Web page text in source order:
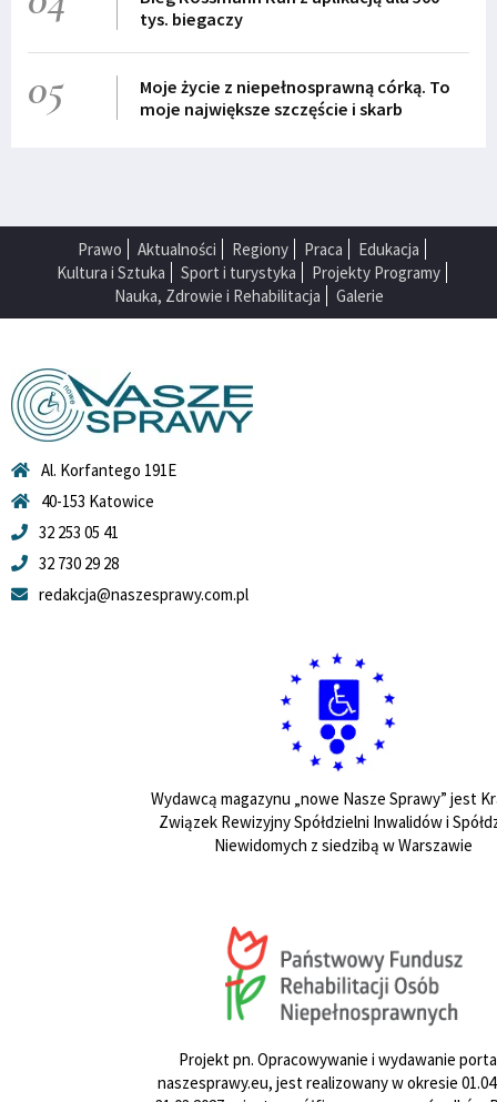
tys. biegaczy
05
Moje życie z niepełnosprawną córką. To
moje największe szczęście i skarb
Prawo Aktualności Regiony Praca
Edukacja
Kultura i Sztuka
Sport i turystyka
Projekty Programy
Nauka, Zdrowie i Rehabilitacja
Galerie
Al. Korfantego 191E
40-153 Katowice
32 253 05 41
32 730 29 28
redakcja@naszesprawy.com.pl
Wydawcą magazynu „nowe Nasze Sprawy” jest
Związek Rewizyjny Spółdzielni Inwalidów i
Niewidomych z siedzibą w Warszawie
Projekt pn. Opracowywanie i wydawanie
naszesprawy.eu, jest realizowany w okresie